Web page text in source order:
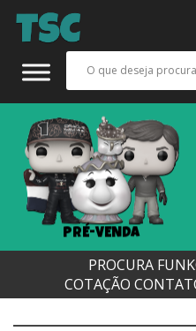
PRÉ-VENDA
PROCURA
COTAÇÃO